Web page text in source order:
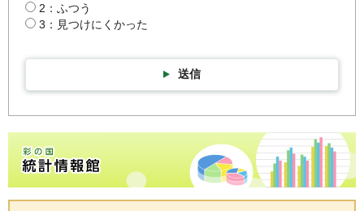
2：ふつう
3：見つけにくかった
送信
彩の国統計情報館トップページ